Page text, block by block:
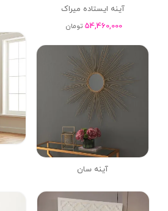
آینه ایستاده میراک
54,460,000 تومان
آینه سان